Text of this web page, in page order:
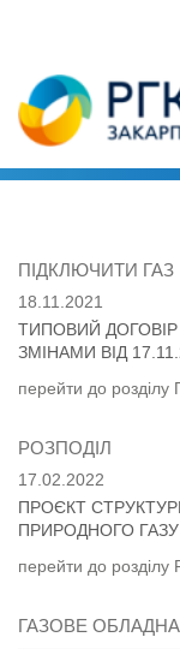
ПІДКЛЮЧИТИ ГАЗ
18.11.2021
ТИПОВИЙ ДОГОВІР
ЗМІНАМИ ВІД
перейти до розділу
РОЗПОДІЛ
17.02.2022
ПРОЄКТ
ПРИРОДНОГО ГАЗУ
перейти до розділу
ГАЗОВЕ